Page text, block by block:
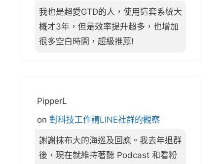
我也是超愛GTD的人，使用這套系統大
概才3年，但是效率提升超多，也增加
很多空白時間，超級推薦!
PipperL
on 對科技工作講LINE社群的觀察
謝謝抹布大的海巡及回應。我去年退群
後，現在就維持著聽 Podcast 和看粉